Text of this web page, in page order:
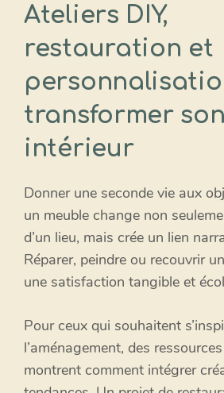
Ateliers DIY,
restauration et
transformer son
intérieur
Donner une seconde vie aux
un meuble change non
d’un lieu, mais crée un lien
Réparer, peindre ou recouvrir
une satisfaction tangible et
Pour ceux qui souhaitent
l’aménagement, des
montrent comment intégrer